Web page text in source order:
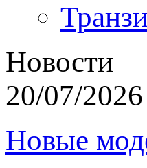
Новости
20/07/2026
Новые